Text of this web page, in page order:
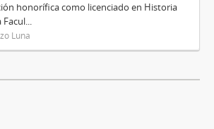
honorífica como licenciado en Historia
Facul...
Luna